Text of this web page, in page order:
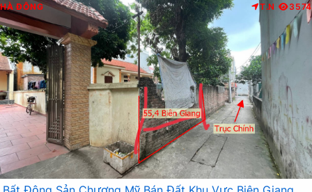
HÀ ĐÔNG T.N 3574